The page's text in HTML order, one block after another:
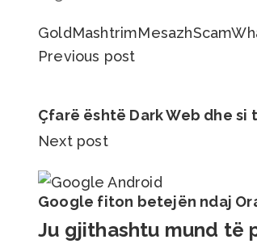
GoldMashtrimMesazhScam
Previous post
Çfarë është Dark Web dhe si
Next post
Google fiton betejën ndaj
Ju gjithashtu mund të